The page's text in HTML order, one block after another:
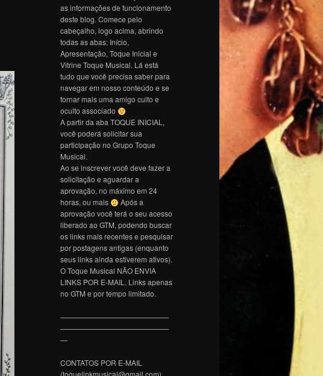
as informações de funcionamento
deste blog. Comece pelo
cabeçalho, logo acima, abrindo
todas as abas: Início,
Apresentação, Toque Inicial e
Vitrine Toque Musical. Lá está
tudo que você precisa saber para
navegar em nosso conteúdo e se
tornar mais uma amigo culto e
oculto associado
A partir da aba TOQUE INICIAL,
você poderá solicitar sua
participação no Grupo Toque
Musical.
Ao se inscrever você deve fazer a
solicitação e aguardar a
aprovação, no máximo em 24
horas, ou mais
Após a
aprovação você terá o seu acesso
liberado ao GTM, podendo buscar
os links mais recentes e pesquisar
por postagens antigas (enquanto
seus links ainda estiverem ativos).
O Toque Musical NÃO ENVIA
LINKS POR E-MAIL. Links apenas
no GTM e por tempo limitado.
———————————————
———————————————
—
CONTATOS POR E-MAIL